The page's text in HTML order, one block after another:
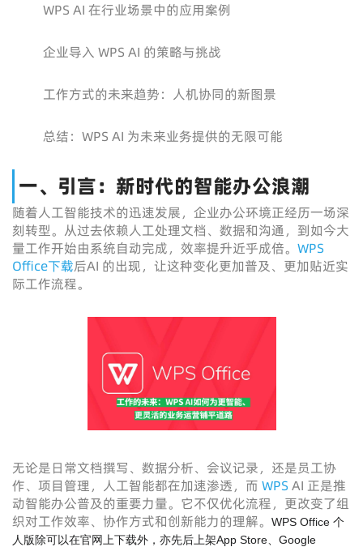
WPS AI 在行业场景中的应用案例
企业导入 WPS AI 的策略与挑战
工作方式的未来趋势：人机协同的新图景
总结：WPS AI 为未来业务提供的无限可能
一、引言：新时代的智能办公浪潮
随着人工智能技术的迅速发展，企业办公环境正经历一场深
刻转型。从过去依赖人工处理文档、数据和沟通，到如今大
量工作开始由系统自动完成，效率提升近乎成倍。 WPS
Office下载后AI 的出现，让这种变化更加普及、更加贴近实
际工作流程。
无论是日常文档撰写、数据分析、会议记录，还是员工协
作、项目管理，人工智能都在加速渗透，而 WPS AI 正是推
动智能办公普及的重要力量。它不仅优化流程，更改变了组
织对工作效率、协作方式和创新能力的理解。
WPS Office 个
人版除可以在官网上下载外，亦先后上架App Store、Google